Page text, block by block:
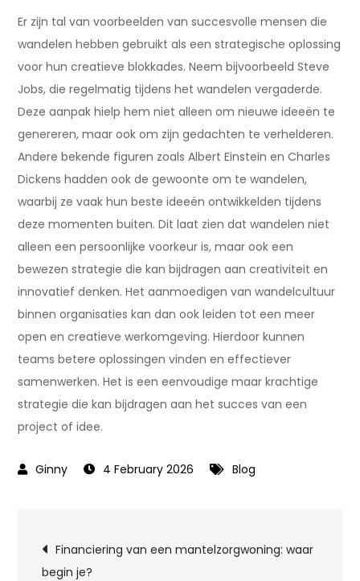
Er zijn tal van voorbeelden van succesvolle mensen die
wandelen hebben gebruikt als een strategische oplossing
voor hun creatieve blokkades. Neem bijvoorbeeld Steve
Jobs, die regelmatig tijdens het wandelen vergaderde.
Deze aanpak hielp hem niet alleen om nieuwe ideeën te
genereren, maar ook om zijn gedachten te verhelderen.
Andere bekende figuren zoals Albert Einstein en Charles
Dickens hadden ook de gewoonte om te wandelen,
waarbij ze vaak hun beste ideeën ontwikkelden tijdens
deze momenten buiten. Dit laat zien dat wandelen niet
alleen een persoonlijke voorkeur is, maar ook een
bewezen strategie die kan bijdragen aan creativiteit en
innovatief denken. Het aanmoedigen van wandelcultuur
binnen organisaties kan dan ook leiden tot een meer
open en creatieve werkomgeving. Hierdoor kunnen
teams betere oplossingen vinden en effectiever
samenwerken. Het is een eenvoudige maar krachtige
strategie die kan bijdragen aan het succes van een
project of idee.
4 February 2026 Blog
Post
Financiering van een mantelzorgwoning: waar
begin je?